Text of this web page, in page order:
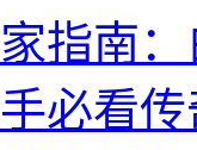
指南
必看